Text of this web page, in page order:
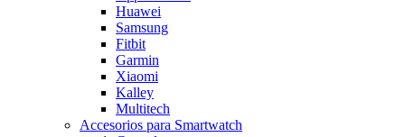
Huawei
Samsung
Fitbit
Garmin
Xiaomi
Kalley
Multitech
Accesorios para Smartwatch